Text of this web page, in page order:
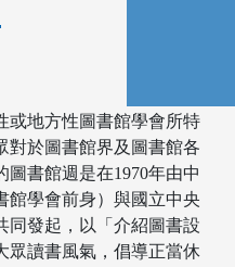
圖書館空間
或地方性圖書館學會所特
對於圖書館界及圖書館各
書館週是在1970年由中
館學會前身）與國立中央
同發起，以「介紹圖書設
眾讀書風氣，倡導正當休